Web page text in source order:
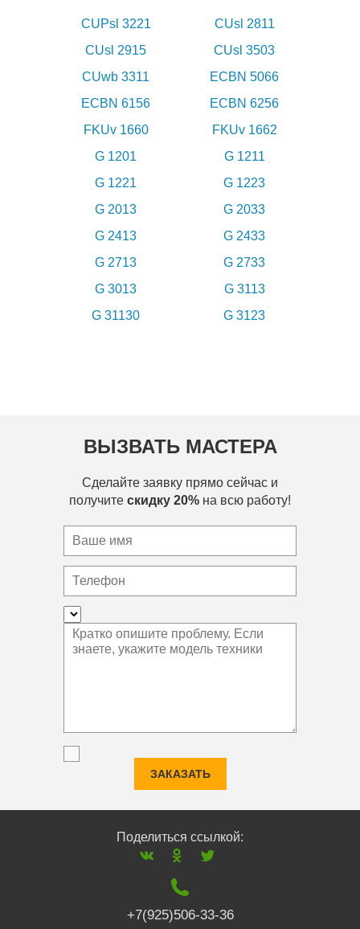
CUPsl 3221
CUsl 2811
CUsl 2915
CUsl 3503
CUwb 3311
ECBN 5066
ECBN 6156
ECBN 6256
FKUv 1660
FKUv 1662
G 1201
G 1211
G 1221
G 1223
G 2013
G 2033
G 2413
G 2433
G 2713
G 2733
G 3013
G 3113
G 31130
G 3123
ВЫЗВАТЬ МАСТЕРА
Сделайте заявку прямо сейчас и
получите скидку 20% на всю работу!
ЗАКАЗАТЬ
Поделиться ссылкой:
+7(925)506-33-36